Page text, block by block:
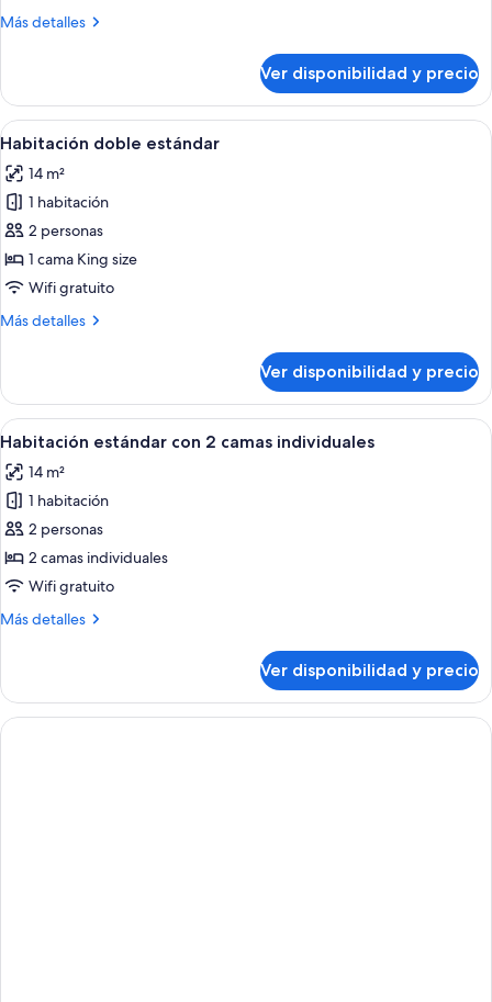
Más detalles
Más
ejecutiva
Ver disponibilidad y precio
Ver
todas
las
fotos
de
Habitación
doble
Habitación de hotel con cama,
5
Habitación doble estándar
14 m²
1 habitación
2 personas
1 cama King size
Wifi gratuito
Más detalles
Más
doble
estándar
Ver disponibilidad y precio
Ver
todas
las
fotos
de
Habitación
estándar
2
Habitación de hotel con dos camas,
6
Habitación estándar con 2 camas individuales
14 m²
1 habitación
2 personas
2 camas individuales
Wifi gratuito
Más detalles
Más
estándar
con
2
Ver disponibilidad y precio